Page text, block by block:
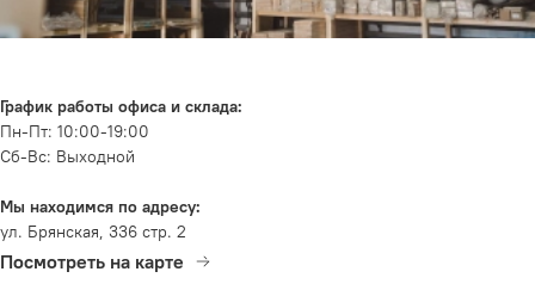
График работы офиса и склада:
Пн-Пт: 10:00-19:00
Сб-Вс: Выходной
Мы находимся по адресу:
ул. Брянская, 336 стр. 2
Посмотреть на карте